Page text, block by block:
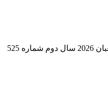
سال دوم شماره 525